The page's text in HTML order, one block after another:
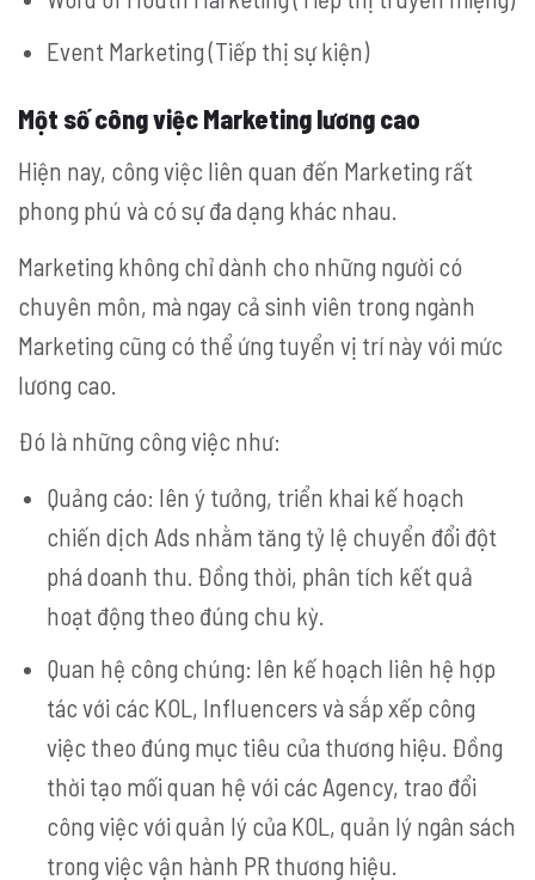
Event Marketing (Tiếp thị sự kiện)
Một số công việc Marketing lương cao
Hiện nay, công việc liên quan đến Marketing rất
phong phú và có sự đa dạng khác nhau.
Marketing không chỉ dành cho những người có
chuyên môn, mà ngay cả sinh viên trong ngành
Marketing cũng có thể ứng tuyển vị trí này với mức
lương cao.
Đó là những công việc như:
Quảng cáo: lên ý tưởng, triển khai kế hoạch
chiến dịch Ads nhằm tăng tỷ lệ chuyển đổi đột
phá doanh thu. Đồng thời, phân tích kết quả
hoạt động theo đúng chu kỳ.
Quan hệ công chúng: lên kế hoạch liên hệ hợp
tác với các KOL, Influencers và sắp xếp công
việc theo đúng mục tiêu của thương hiệu. Đồng
thời tạo mối quan hệ với các Agency, trao đổi
công việc với quản lý của KOL, quản lý ngân sách
trong việc vận hành PR thương hiệu.